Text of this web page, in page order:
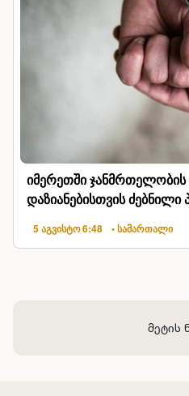
იმერეთში ჯანმრთელობის
დაზიანებისთვის ძებნილი
5 აგვისტო 6:48 • სამართალი
მეტის